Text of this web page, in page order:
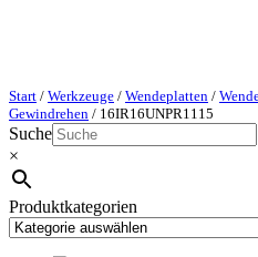
Start / Werkzeuge / Wendeplatten /
Gewindrehen / 16IR16UNPR1115
Suche
×
Produktkategorien